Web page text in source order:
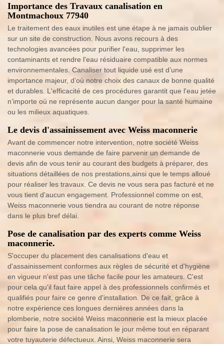
Importance des Travaux canalisation en
Montmachoux 77940
Le traitement des eaux inutiles est une étape à ne jamais oublier
sur un site de construction. Nous avons recours à des
technologies avancées pour purifier l'eau, supprimer les
contaminants et rendre l'eau résiduaire compatible aux normes
environnementales. Canaliser tout liquide usé est d’une
importance majeur, d’où notre choix des canaux de bonne qualité
et durables. L'efficacité de ces procédures garantit que l'eau jetée
n’importe où ne représente aucun danger pour la santé humaine
ou les milieux aquatiques.
Le devis d'assainissement avec Weiss maconnerie
Avant de commencer notre intervention, notre société Weiss
maconnerie vous demande de faire parvenir un demande de
devis afin de vous tenir au courant des budgets à préparer, des
situations détaillées de nos prestations,ainsi que le temps alloué
pour réaliser les travaux. Ce devis ne vous sera pas facturé et ne
vous tient d'aucun engagement. Professionnel comme on est,
Weiss maconnerie vous tiendra au courant de notre réponse
dans le plus bref délai.
Pose de canalisation par des experts comme Weiss
maconnerie.
S'occuper du placement des canalisations d'eau et
d'assainissement conformes aux règles de sécurité et d'hygiène
en vigueur n'est pas une tâche facile pour les amateurs. C'est
pour cela qu'il faut faire appel à des professionnels confirmés et
qualifiés pour faire ce genre d'installation. De ce fait, grâce à
notre expérience ces longues dernières années dans la
plomberie, notre société Weiss maconnerie est la mieux placée
pour faire la pose de canalisation le jour même tout en réparant
votre tuyauterie défectueux. Ainsi, Weiss maconnerie sera